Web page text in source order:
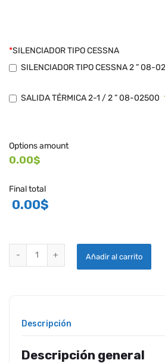
*SILENCIADOR TIPO CESSNA
SILENCIADOR TIPO CESSNA 2 ” 08-
SALIDA TÉRMICA 2-1 / 2 ” 08-02500
Options amount
0.00$
Final total
0.00$
SILENCIADOR TIPO CESSNA quantity
Añadir al carrito
Descripción
Descripción general